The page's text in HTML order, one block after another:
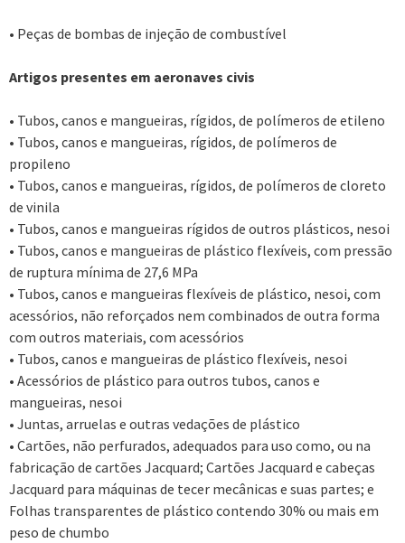
• Peças de bombas de injeção de combustível
Artigos presentes em aeronaves civis
• Tubos, canos e mangueiras, rígidos, de polímeros de etileno
• Tubos, canos e mangueiras, rígidos, de polímeros de
propileno
• Tubos, canos e mangueiras, rígidos, de polímeros de cloreto
de vinila
• Tubos, canos e mangueiras rígidos de outros plásticos, nesoi
• Tubos, canos e mangueiras de plástico flexíveis, com pressão
de ruptura mínima de 27,6 MPa
• Tubos, canos e mangueiras flexíveis de plástico, nesoi, com
acessórios, não reforçados nem combinados de outra forma
com outros materiais, com acessórios
• Tubos, canos e mangueiras de plástico flexíveis, nesoi
• Acessórios de plástico para outros tubos, canos e
mangueiras, nesoi
• Juntas, arruelas e outras vedações de plástico
• Cartões, não perfurados, adequados para uso como, ou na
fabricação de cartões Jacquard; Cartões Jacquard e cabeças
Jacquard para máquinas de tecer mecânicas e suas partes; e
Folhas transparentes de plástico contendo 30% ou mais em
peso de chumbo